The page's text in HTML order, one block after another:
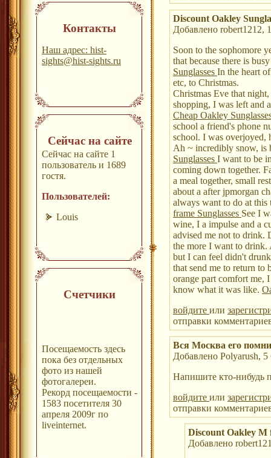
Контакты
Наш адрес: hist-
sights@hist-sights.ru
Сейчас на сайте
Сейчас на сайте 1
пользователь и 1689
гостя.
Пользователей:
Louis
Счетчики
Посещаемость здесь
пока без отдельных
фото из нашей
фотогалереи.
Рекорд посещаемости -
1583 посетителя 30
апреля 2009г по
liveinternet.
Discount Oakley
Добавлено robert1212,
Soon to the sophomore
that because there is
Sunglasses In the heart
etc, to Christmas.
Christmas Eve that
shopping, I was left and
Cheap Oakley
school a friend's phone
school. I was overjoyed,
Ah ~ incredibly snow,
Sunglasses I want to be
coming down together.
a meal together, small
about a after jpmorgan
always want to do at
frame Sunglasses See I
wine, I a impulse and a
advised me not to drink.
the more I want to
but I can feel didn't
that send me to return to
orange part comfort me,
know what it was like.
войдите или
отправки
Вся Москва его
Добавлено Polyarush,
Напишите кто-нибудь
войдите или
отправки
Discount Oakley M
Добавлено